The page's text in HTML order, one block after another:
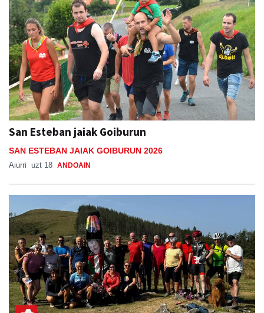
San Esteban jaiak Goiburun
SAN ESTEBAN JAIAK GOIBURUN 2026
Aiurri uzt 18 ANDOAIN